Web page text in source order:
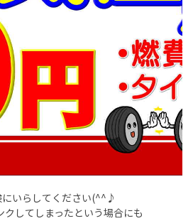
いらしてください(^^♪
クしてしまったという場合にも